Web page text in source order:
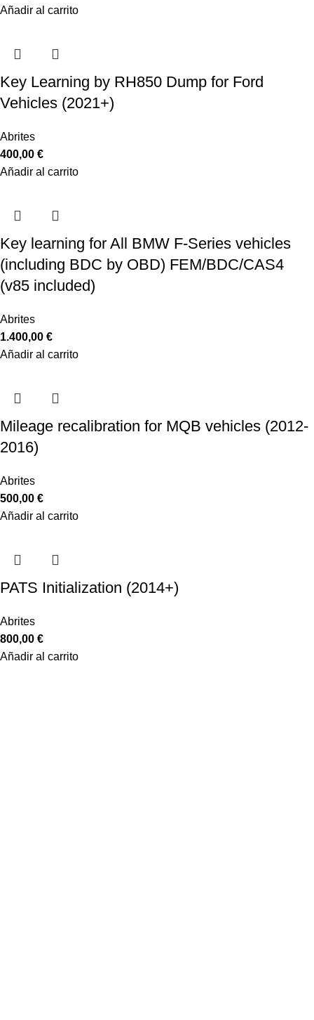
Añadir al carrito
Key Learning by RH850 Dump for Ford
Vehicles (2021+)
Abrites
400,00 €
Añadir al carrito
Key learning for All BMW F-Series vehicles
(including BDC by OBD) FEM/BDC/CAS4
(v85 included)
Abrites
1.400,00 €
Añadir al carrito
Mileage recalibration for MQB vehicles (2012-
2016)
Abrites
500,00 €
Añadir al carrito
PATS Initialization (2014+)
Abrites
800,00 €
Añadir al carrito